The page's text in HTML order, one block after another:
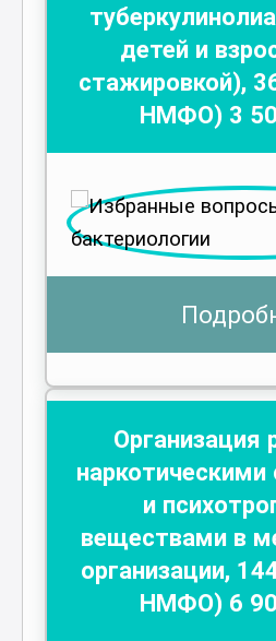
детей и
стажировкой),
НМФО) 3
Организация
и
веществами в
организации,
НМФО) 6